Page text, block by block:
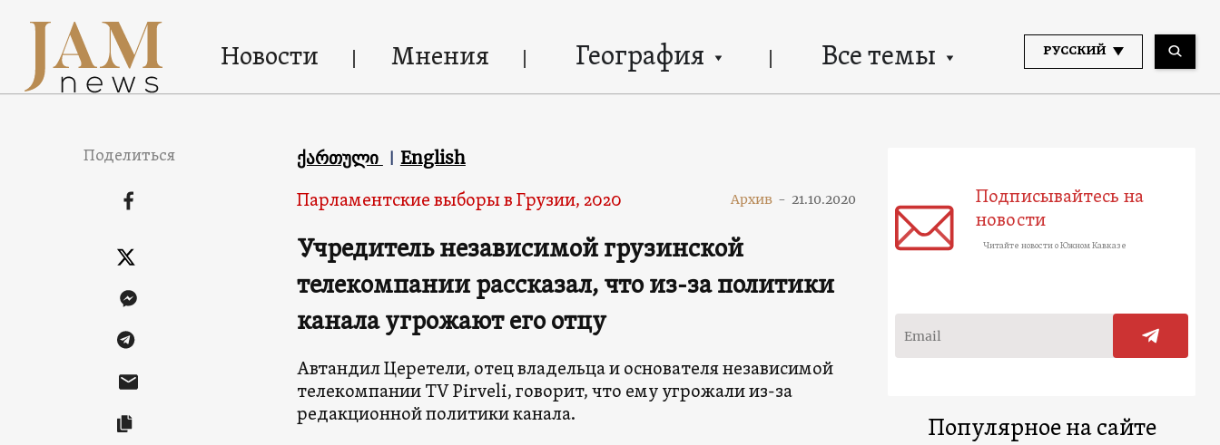
Новости Мнения География Все темы РУССКИЙ
Поделиться ქართული English
Парламентские выборы в Грузии, 2020 Архив - 21.10.2020
Учредитель независимой грузинской
телекомпании рассказал, что из-за политики
канала угрожают его отцу
Автандил Церетели, отец владельца и основателя независимой
телекомпании TV Pirveli, говорит, что ему угрожали из-за
редакционной политики канала.
Подписывайтесь на
новости
Читайте новости о Южном Кавказе
Популярное на сайте